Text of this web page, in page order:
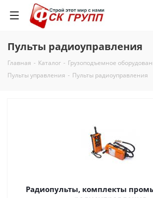
Пульты радиоуправления
Главная - Каталог - Грузоподъемное
Пульты управления - Пульты радиоуправления
Радиопульты, комплекты